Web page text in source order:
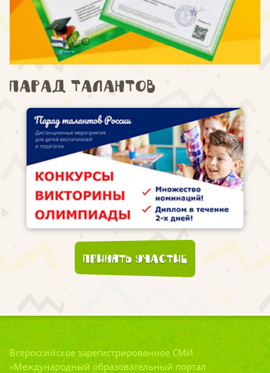
Парад талантов
Принять участие
Всероссийское зарегистрированное СМИ
«Международный образовательный портал